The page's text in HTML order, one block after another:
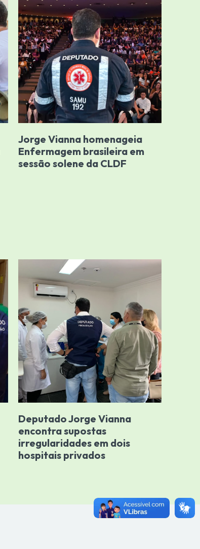
Jorge Vianna homenageia
Enfermagem brasileira em
sessão solene da CLDF
Deputado Jorge Vianna
encontra supostas
irregularidades em dois
hospitais privados